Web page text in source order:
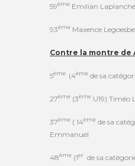
59ème Emilian Laplanche
93ème Maxence Legoesbe
Contre la montre de
5ème (4ème de sa
27ème (3ème U19) Timéo
37ème ( 14ème de sa
Emmanuel
48ème (1er de sa